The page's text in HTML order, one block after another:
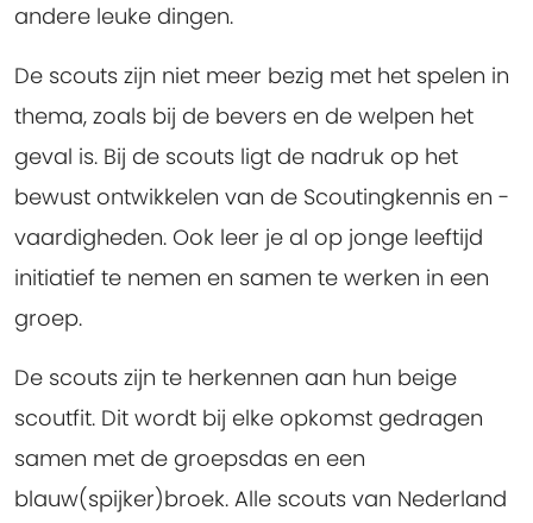
andere leuke dingen.
De scouts zijn niet meer bezig met het spelen in
thema, zoals bij de bevers en de welpen het
geval is. Bij de scouts ligt de nadruk op het
bewust ontwikkelen van de Scoutingkennis en -
vaardigheden. Ook leer je al op jonge leeftijd
initiatief te nemen en samen te werken in een
groep.
De scouts zijn te herkennen aan hun beige
scoutfit. Dit wordt bij elke opkomst gedragen
samen met de groepsdas en een
blauw(spijker)broek. Alle scouts van Nederland